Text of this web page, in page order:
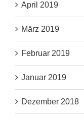
April 2019
März 2019
Februar 2019
Januar 2019
Dezember 2018